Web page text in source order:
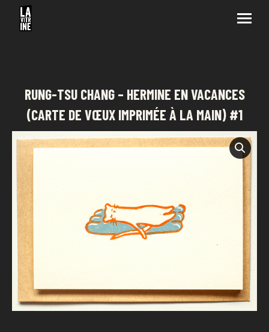
RUNG-TSU CHANG – HERMINE EN VACANCES
(CARTE DE VŒUX IMPRIMÉE À LA MAIN) #1